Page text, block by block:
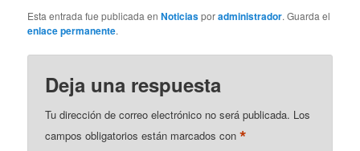
Esta entrada fue publicada enNoticiasporadministrador. Guarda el
enlace permanente.
Deja una respuesta
Tu dirección de correo electrónico no será publicada. Los
campos obligatorios están marcados con*